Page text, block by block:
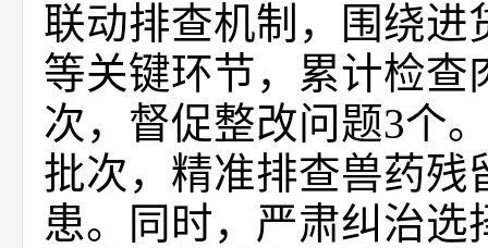
联动排查机制，围绕进
等关键环节，累计检查
次，督促整改问题3个
批次，精准排查兽药残
患。同时，严肃纠治